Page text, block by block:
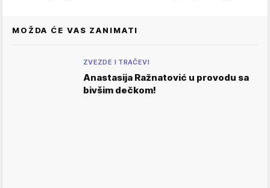
MOŽDA ĆE VAS ZANIMATI
ZVEZDE I TRAČEVI
Anastasija Ražnatović u provodu sa
bivšim dečkom!